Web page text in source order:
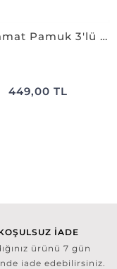
DS Damat Pamuk 3'lü Çorap Set SİYAH
449,00 TL
İADE
ürünü 7 gün
iade edebilirsiniz.